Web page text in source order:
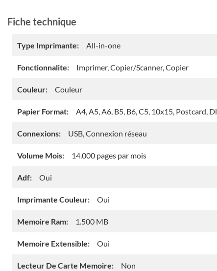
Fiche technique
Type Imprimante: All-in-one
Fonctionnalite: Imprimer, Copier/Scanner, Copier
Couleur: Couleur
Papier Format: A4, A5, A6, B5, B6, C5, 10x15, Postcard, Dl
Connexions: USB, Connexion réseau
Volume Mois: 14.000 pages par mois
Adf: Oui
Imprimante Couleur: Oui
Memoire Ram: 1.500 MB
Memoire Extensible: Oui
Lecteur De Carte Memoire: Non